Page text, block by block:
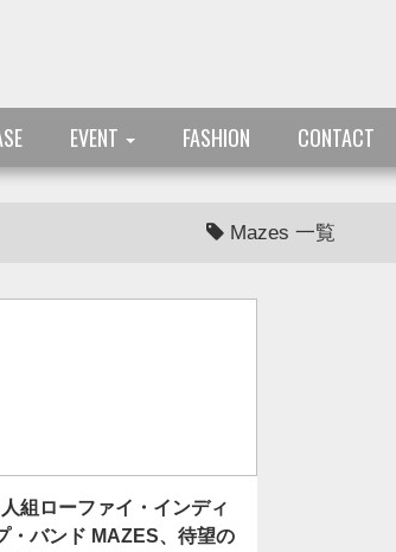
EVENT FASHION CONTACT
Mazes 一覧
組ローファイ・インディ
・バンド MAZES、待望の